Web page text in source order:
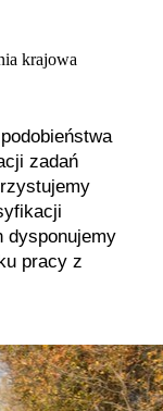
średnie
krajowa
zadań
dysponujemy
pracy z